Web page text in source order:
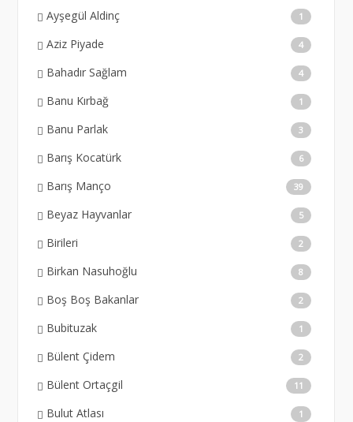
Ayşegül Aldinç 1
Aziz Piyade 4
Bahadır Sağlam 4
Banu Kırbağ 1
Banu Parlak 3
Barış Kocatürk 6
Barış Manço 39
Beyaz Hayvanlar 5
Birileri 2
Birkan Nasuhoğlu 8
Boş Boş Bakanlar 2
Bubituzak 1
Bülent Çidem 2
Bülent Ortaçgil 11
Bulut Atlası 1